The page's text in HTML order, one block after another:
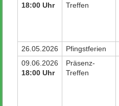
18:00 Uhr
Treffen
26.05.2026
Pfingstferien
09.06.2026
18:00 Uhr
Präsenz-
Treffen